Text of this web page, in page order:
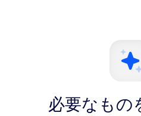
必要なもの